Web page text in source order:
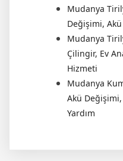
Mudanya
Değişimi, Akü
Mudanya
Çilingir, Ev
Hizmeti
Mudanya
Akü
Yardım